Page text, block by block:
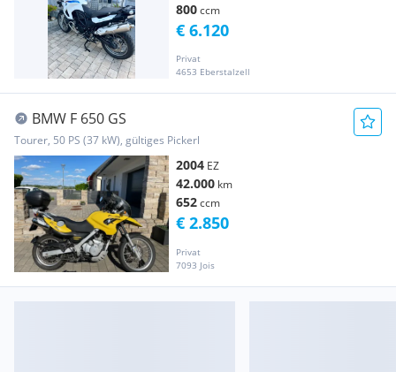
800ccm
Privat
4653 Eberstalzell
€ 6.120
BMW F 650 GS
Tourer, 50 PS (37 kW), gültiges Pickerl
2004 EZ
42.000 km
652ccm
Privat
7093 Jois
€ 2.850